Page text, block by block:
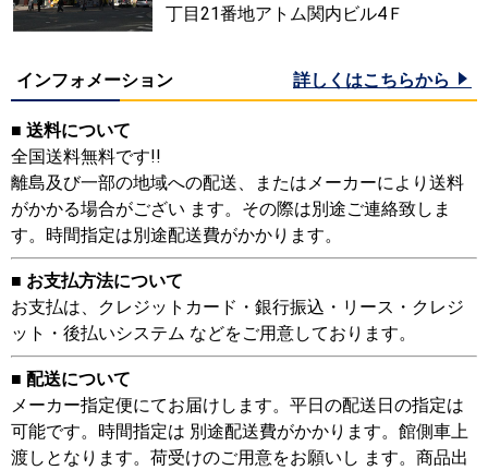
丁目21番地アトム関内ビル4Ｆ
インフォメーション 詳しくはこちらから
■ 送料について
全国送料無料です!!
離島及び一部の地域への配送、またはメーカーにより送料
がかかる場合がござい ます。その際は別途ご連絡致しま
す。時間指定は別途配送費がかかります。
■ お支払方法について
お支払は、クレジットカード・銀行振込・リース・クレジ
ット・後払いシステム などをご用意しております。
■ 配送について
メーカー指定便にてお届けします。平日の配送日の指定は
可能です。時間指定は 別途配送費がかかります。館側車上
渡しとなります。荷受けのご用意をお願いし ます。商品出